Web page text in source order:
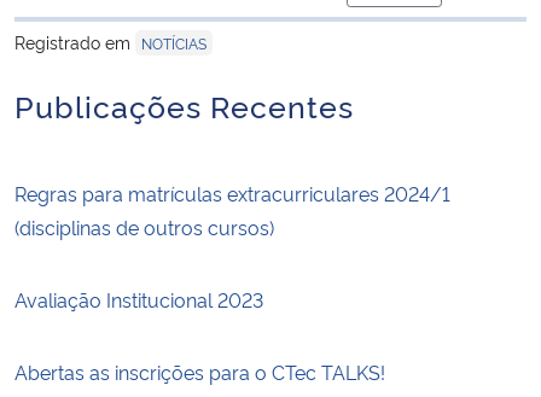
Ministério do Turismo
Ministério do Desenvolvimento Regional
Secretaria-Geral
para área de
Registrado em
NOTÍCIAS
Publicações Recentes
Regras para matrículas extracurriculares 2024/1
(disciplinas de outros cursos)
Avaliação Institucional 2023
Abertas as inscrições para o CTec TALKS!